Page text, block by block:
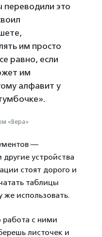
переводили это
им просто
равно, если
им
алфавит у
«Вера»
—
устройства
стоят дорого и
таблицы
использовать.
работа с ними
листочек и